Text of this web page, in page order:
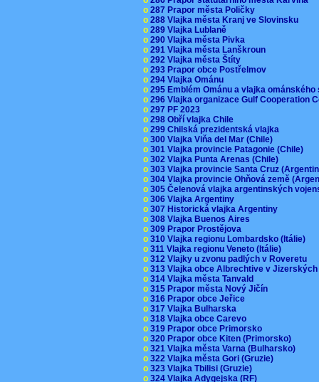
o 287 Prapor města Poličky
o 288 Vlajka města Kranj ve Slovinsku
o 289 Vlajka Lublaně
o 290 Vlajka města Pivka
o 291 Vlajka města Lanškroun
o 292 Vlajka města Štíty
o 293 Prapor obce Postřelmov
o 294 Vlajka Ománu
o 295 Emblém Ománu a vlajka
o 296 Vlajka organizace Gulf Cooperation
o 297 PF 2023
o 298 Obří vlajka Chile
o 299 Chilská prezidentská vlajka
o 300 Vlajka Viňa del Mar (Chile)
o 301 Vlajka provincie Patagonie (Chile)
o 302 Vlajka Punta Arenas (Chile)
o 303 Vlajka provincie Santa Cruz
o 304 Vlajka provincie Ohňová země
o 305 Čelenová vlajka argentinských
o 306 Vlajka Argentiny
o 307 Historická vlajka Argentiny
o 308 Vlajka Buenos Aires
o 309 Prapor Prostějova
o 310 Vlajka regionu Lombardsko (Itálie)
o 311 Vlajka regionu Veneto (Itálie)
o 312 Vlajky u zvonu padlých v Roveretu
o 313 Vlajka obce Albrechtive v
o 314 Vlajka města Tanvald
o 315 Prapor města Nový Jičín
o 316 Prapor obce Jeřice
o 317 Vlajka Bulharska
o 318 Vlajka obce Carevo
o 319 Prapor obce Primorsko
o 320 Prapor obce Kiten (Primorsko)
o 321 Vlajka města Varna (Bulharsko)
o 322 Vlajka města Gori (Gruzie)
o 323 Vlajka Tbilisi (Gruzie)
o 324 Vlajka Adygejska (RF)